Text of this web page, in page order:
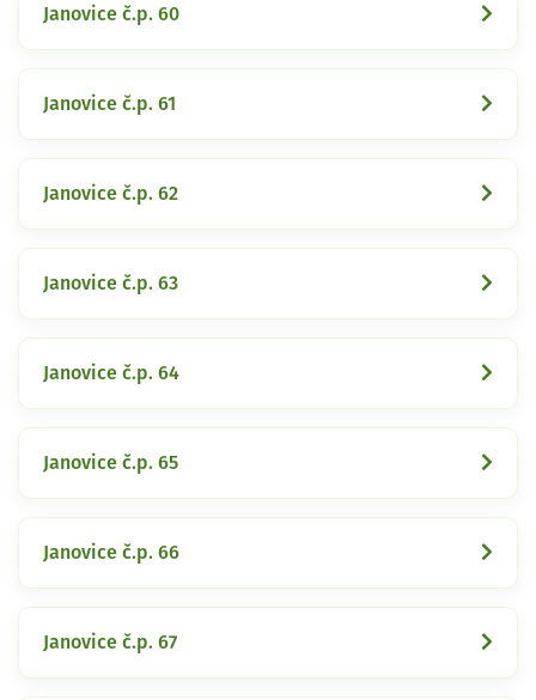
Janovice č.p. 60
Janovice č.p. 61
Janovice č.p. 62
Janovice č.p. 63
Janovice č.p. 64
Janovice č.p. 65
Janovice č.p. 66
Janovice č.p. 67